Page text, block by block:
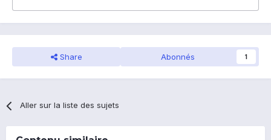
Share Abonnés 1
Aller sur la liste des sujets